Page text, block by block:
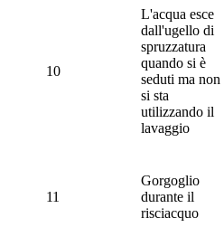
10
L'acqua esce
dall'ugello di
spruzzatura
quando si è
seduti ma non
si sta
utilizzando il
lavaggio
11
Gorgoglio
durante il
risciacquo